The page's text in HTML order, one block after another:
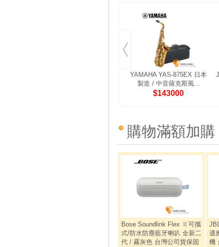
YAMAHA YAS-875EX 日本
製造 / 中音薩克斯風...
$143000
購物滿額加
Bose Soundlink Flex Ⅱ可攜
式/防水防塵藍牙喇叭 全新二
代 / 霧灰色 台灣公司貨保固
適
機